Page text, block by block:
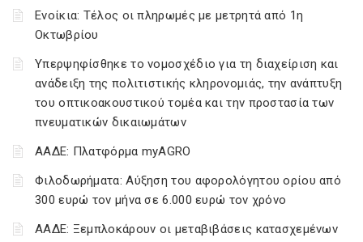
Ενοίκια: Τέλος οι πληρωμές με μετρητά από 1η
Οκτωβρίου
Υπερψηφίσθηκε το νομοσχέδιο για τη διαχείριση και
ανάδειξη της πολιτιστικής κληρονομιάς, την ανάπτυξη
του οπτικοακουστικού τομέα και την προστασία των
πνευματικών δικαιωμάτων
ΑΑΔΕ: Πλατφόρμα myAGRO
Φιλοδωρήματα: Αύξηση του αφορολόγητου ορίου από
300 ευρώ τον μήνα σε 6.000 ευρώ τον χρόνο
ΑΑΔΕ: Ξεμπλοκάρουν οι μεταβιβάσεις κατασχεμένων